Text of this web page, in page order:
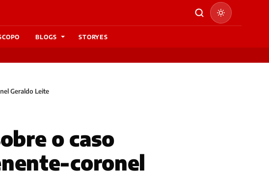
BLOGS STORYES
Geraldo Leite
o caso
coronel